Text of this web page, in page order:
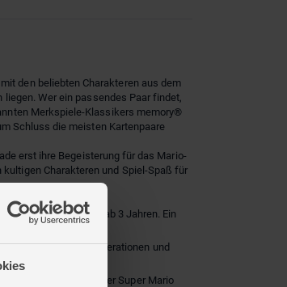
den beliebten Charakteren aus dem
Wer ein passendes Paar findet,
Merkspiele-Klassikers memory®
Schluss die meisten Kartenpaare
erst ihre Begeisterung für das Mario-
Charakteren und Spiel-Spaß für
für 2-8 Kinder ab 3 Jahren. Ein
verbindet Generationen und
das neue Ravensburger Super Mario